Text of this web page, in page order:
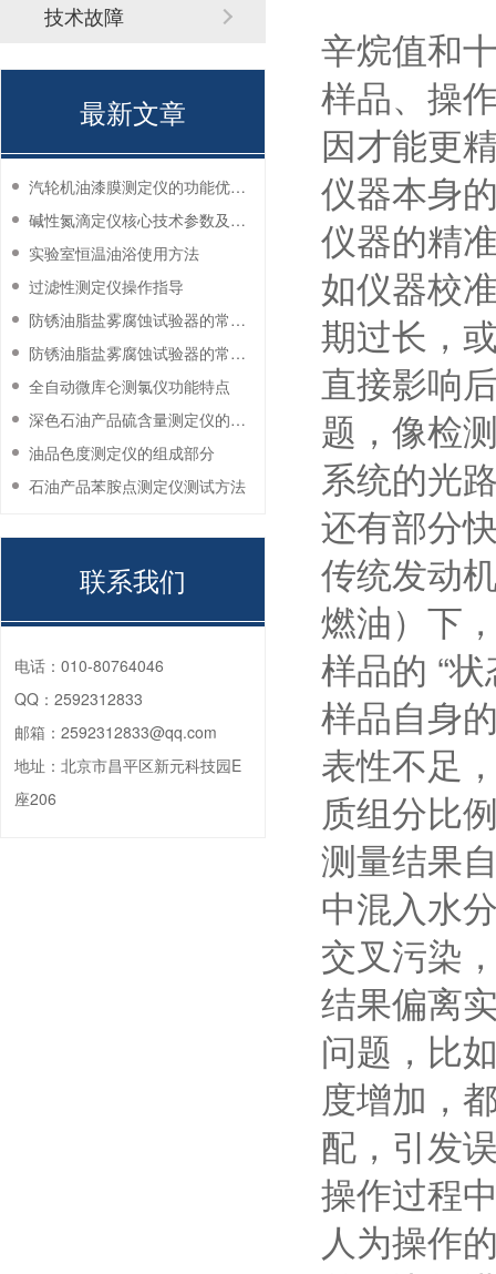
辛烷值和
样品、操
因才能更
仪器本身
仪器的精
如仪器校
期过长，
直接影响
题，像检
系统的光
还有部分
传统发动
燃油）下
样品的 “状
样品自身
表性不足
质组分比
测量结果
中混入水
交叉污染
结果偏离
问题，比
度增加，
配，引发
操作过程
人为操作
技术故障
最新文章
汽轮机油漆膜测定仪的功能优势有哪些？
碱性氮滴定仪核心技术参数及应用说明
实验室恒温油浴使用方法
过滤性测定仪操作指导
防锈油脂盐雾腐蚀试验器的常见故障与解决方法
防锈油脂盐雾腐蚀试验器的常见故障与解决方法
全自动微库仑测氯仪功能特点
深色石油产品硫含量测定仪的工作环境要求
油品色度测定仪的组成部分
石油产品苯胺点测定仪测试方法
联系我们
电话： 010-80764046
QQ： 2592312833
邮箱： 2592312833@qq.com
地址： 北京市昌平区新元科技园E
座206